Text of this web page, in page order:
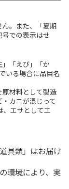
。また、「夏期
での表示はせ
「えび」「か
いる場合に品目名
材料として製造
カニが混じって
、エサとしてエ
具類」はお届け
環境により、実